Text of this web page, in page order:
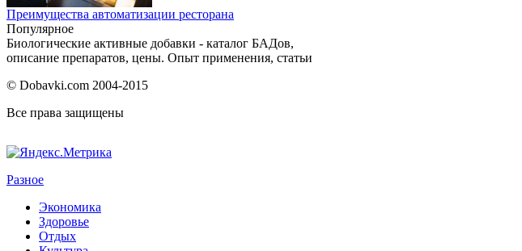
Преимущества автоматизации ресторана
Популярное
Биологические активные добавки - каталог БАДов,
описание препаратов, цены. Опыт применения, статьи
© Dobavki.com 2004-2015
Все права защищены
Разное
Экономика
Здоровье
Отдых